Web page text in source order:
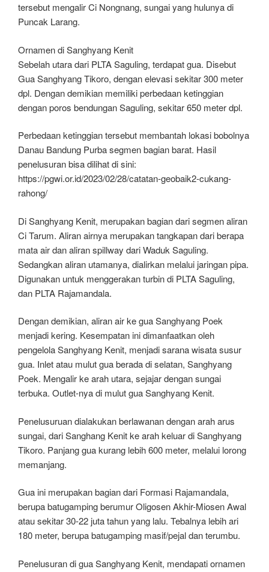
tersebut mengalir Ci Nongnang, sungai yang hulunya di
Puncak Larang.
Ornamen di Sanghyang Kenit
Sebelah utara dari PLTA Saguling, terdapat gua. Disebut
Gua Sanghyang Tikoro, dengan elevasi sekitar 300 meter
dpl. Dengan demikian memiliki perbedaan ketinggian
dengan poros bendungan Saguling, sekitar 650 meter dpl.
Perbedaan ketinggian tersebut membantah lokasi bobolnya
Danau Bandung Purba segmen bagian barat. Hasil
penelusuran bisa dilihat di sini:
https://pgwi.or.id/2023/02/28/catatan-geobaik2-cukang-
rahong/
Di Sanghyang Kenit, merupakan bagian dari segmen aliran
Ci Tarum. Aliran airnya merupakan tangkapan dari berapa
mata air dan aliran spillway dari Waduk Saguling.
Sedangkan aliran utamanya, dialirkan melalui jaringan pipa.
Digunakan untuk menggerakan turbin di PLTA Saguling,
dan PLTA Rajamandala.
Dengan demikian, aliran air ke gua Sanghyang Poek
menjadi kering. Kesempatan ini dimanfaatkan oleh
pengelola Sanghyang Kenit, menjadi sarana wisata susur
gua. Inlet atau mulut gua berada di selatan, Sanghyang
Poek. Mengalir ke arah utara, sejajar dengan sungai
terbuka. Outlet-nya di mulut gua Sanghyang Kenit.
Penelusuruan dialakukan berlawanan dengan arah arus
sungai, dari Sanghang Kenit ke arah keluar di Sanghyang
Tikoro. Panjang gua kurang lebih 600 meter, melalui lorong
memanjang.
Gua ini merupakan bagian dari Formasi Rajamandala,
berupa batugamping berumur Oligosen Akhir-Miosen Awal
atau sekitar 30-22 juta tahun yang lalu. Tebalnya lebih ari
180 meter, berupa batugamping masif/pejal dan terumbu.
Penelusuran di gua Sanghyang Kenit, mendapati ornamen